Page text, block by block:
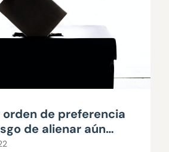
orden de preferencia
de alienar aún